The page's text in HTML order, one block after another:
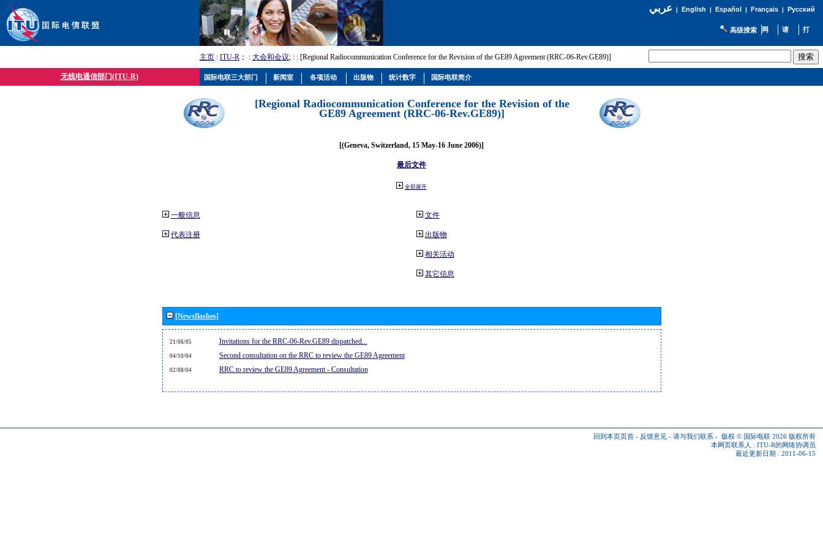
عربي| English | Español | Français| Русский
高级搜索
主页 : ITU-R ； : 大会和会议; : : [Regional Radiocommunication Conference for the Revision of the GE89 Agreement (RRC-06-Rev.GE89)]
无线电通信部门(ITU-R)
[Regional Radiocommunication Conference for the Revision of the
GE89 Agreement (RRC-06-Rev.GE89)]
[(Geneva, Switzerland, 15 May-16 June 2006)]
最后文件
全部展开
一般信息
代表注册
文件
出版物
相关活动
其它信息
[Newsflashes]
21/06/05 Invitations for the RRC-06-Rev.GE89 dispatched...
04/10/04 Second consultation on the RRC to review the GE89 Agreement
02/08/04 RRC to review the GE89 Agreement - Consultation
回到本页页首 - 反馈意见 - 请与我们联系 - 版权 © 国际电联 2026 版权所有
本网页联系人 : ITU-R的网络协调员
最近更新日期 : 2011-06-15
国际电联三大部门 新闻室 各项活动 出版物 统计数字 国际电联简介